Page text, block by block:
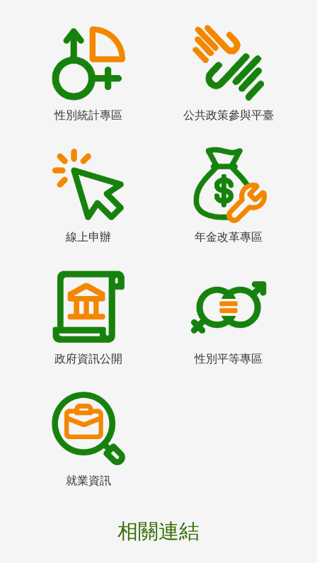
性別統計專區 公共政策參與平臺
線上申辦 年金改革專區
政府資訊公開 性別平等專區
就業資訊
相關連結